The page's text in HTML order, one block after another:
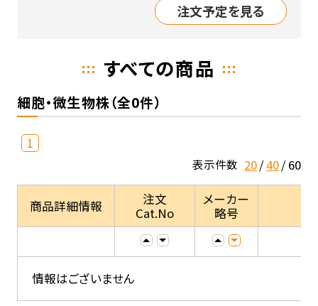
注文予定を見る
すべての商品
細胞・微生物株（全0件）
1
表示件数 20 40 60
商品詳細情報
注文
Cat.No
メーカー
略号
情報はございません